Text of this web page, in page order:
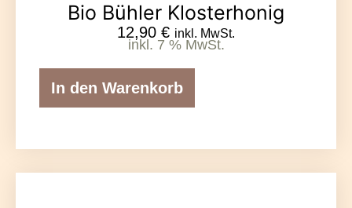
Bio Bühler Klosterhonig
12,90 € inkl. MwSt.
inkl. 7 % MwSt.
In den Warenkorb